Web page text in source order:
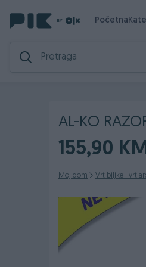
Početna
AL-KO
155,90
Moj dom Vrt biljke i